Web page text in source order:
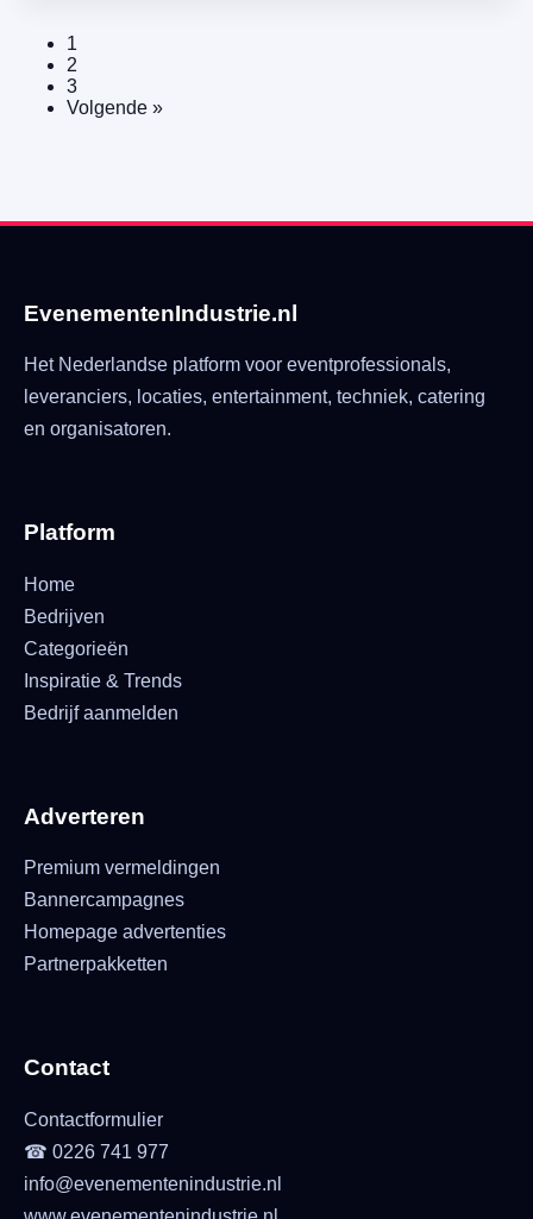
1
2
3
Volgende »
EvenementenIndustrie.nl
Het Nederlandse platform voor eventprofessionals,
leveranciers, locaties, entertainment, techniek, catering
en organisatoren.
Platform
Home
Bedrijven
Categorieën
Inspiratie & Trends
Bedrijf aanmelden
Adverteren
Premium vermeldingen
Bannercampagnes
Homepage advertenties
Partnerpakketten
Contact
Contactformulier
☎ 0226 741 977
info@evenementenindustrie.nl